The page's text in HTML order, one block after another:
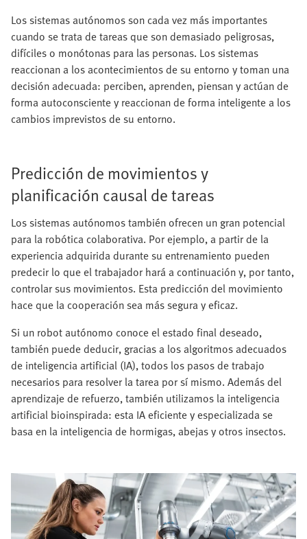
Los sistemas autónomos son cada vez más importantes
cuando se trata de tareas que son demasiado peligrosas,
difíciles o monótonas para las personas. Los sistemas
reaccionan a los acontecimientos de su entorno y toman una
decisión adecuada: perciben, aprenden, piensan y actúan de
forma autoconsciente y reaccionan de forma inteligente a los
cambios imprevistos de su entorno.
Predicción de movimientos y
planificación causal de tareas
Los sistemas autónomos también ofrecen un gran potencial
para la robótica colaborativa. Por ejemplo, a partir de la
experiencia adquirida durante su entrenamiento pueden
predecir lo que el trabajador hará a continuación y, por tanto,
controlar sus movimientos. Esta predicción del movimiento
hace que la cooperación sea más segura y eficaz.
Si un robot autónomo conoce el estado final deseado,
también puede deducir, gracias a los algoritmos adecuados
de inteligencia artificial (IA), todos los pasos de trabajo
necesarios para resolver la tarea por sí mismo. Además del
aprendizaje de refuerzo, también utilizamos la inteligencia
artificial bioinspirada: esta IA eficiente y especializada se
basa en la inteligencia de hormigas, abejas y otros insectos.